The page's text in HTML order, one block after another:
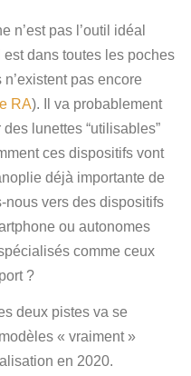
n’est pas l’outil idéal
est dans toutes les poches
pas encore
RA). Il va probablement
lunettes “utilisables”
ces dispositifs vont
déjà importante de
nous vers des dispositifs
ou autonomes
comme ceux
?
deux pistes va se
« vraiment »
en 2020.